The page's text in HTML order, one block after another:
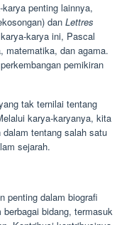
penting lainnya,
dan Lettres
karya ini, Pascal
matematika, dan agama.
pemikiran
tak ternilai tentang
karya-karyanya, kita
tentang salah satu
sejarah.
penting dalam biografi
bidang, termasuk